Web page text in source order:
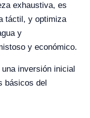
exhaustiva, es
táctil, y optimiza
y
y económico.
inversión inicial
básicos del